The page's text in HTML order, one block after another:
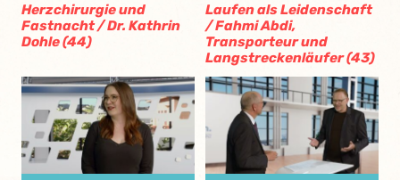
Herzchirurgie und
Fastnacht / Dr. Kathrin
Dohle (44)
Laufen als Leidenschaft
/ Fahmi Abdi,
Transporteur und
Langstreckenläufer (43)